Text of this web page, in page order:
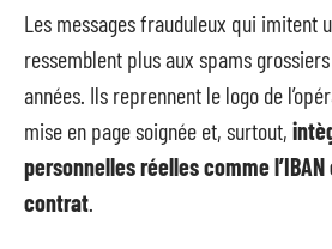
Les messages frauduleux qui imitent
ressemblent plus aux spams
années. Ils reprennent le logo de
mise en page soignée et, surtout,
personnelles réelles comme
contrat